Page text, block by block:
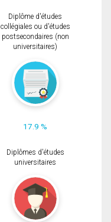
Diplôme d'études
collégiales ou d'études
postsecondaires (non
universitaires)
17.9 %
Diplômes d'études
universitaires